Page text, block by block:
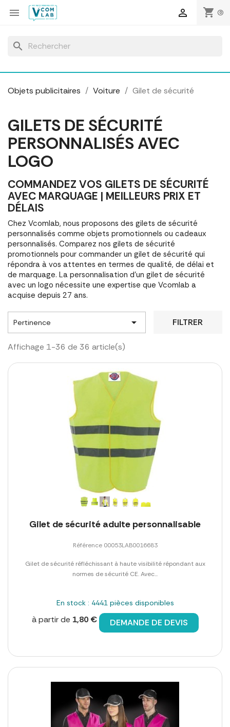
 shopping_cart (0)

search
Objets publicitaires Voiture Gilet de sécurité
GILETS DE SÉCURITÉ
PERSONNALISÉS AVEC
LOGO
COMMANDEZ VOS GILETS DE SÉCURITÉ
AVEC MARQUAGE | MEILLEURS PRIX ET
DÉLAIS
Chez Vcomlab, nous proposons des gilets de sécurité
personnalisés comme objets promotionnels ou cadeaux
personnalisés. Comparez nos gilets de sécurité
promotionnels pour commander un gilet de sécurité qui
répondra à vos attentes en termes de qualité, de délai et
de marquage. La personnalisation d'un gilet de sécurité
avec un logo nécessite une expertise que Vcomlab a
acquise depuis 27 ans.
Pertinence  FILTRER
Affichage 1-36 de 36 article(s)
Gilet de sécurité adulte personnalisable
Référence 00053LAB0016683
Gilet de sécurité réfléchissant à haute visibilité répondant aux
normes de sécurité CE. Avec...
En stock : 4441 pièces disponibles
à partir de 1,80 € DEMANDE DE DEVIS
Panneau de gestion des cookies